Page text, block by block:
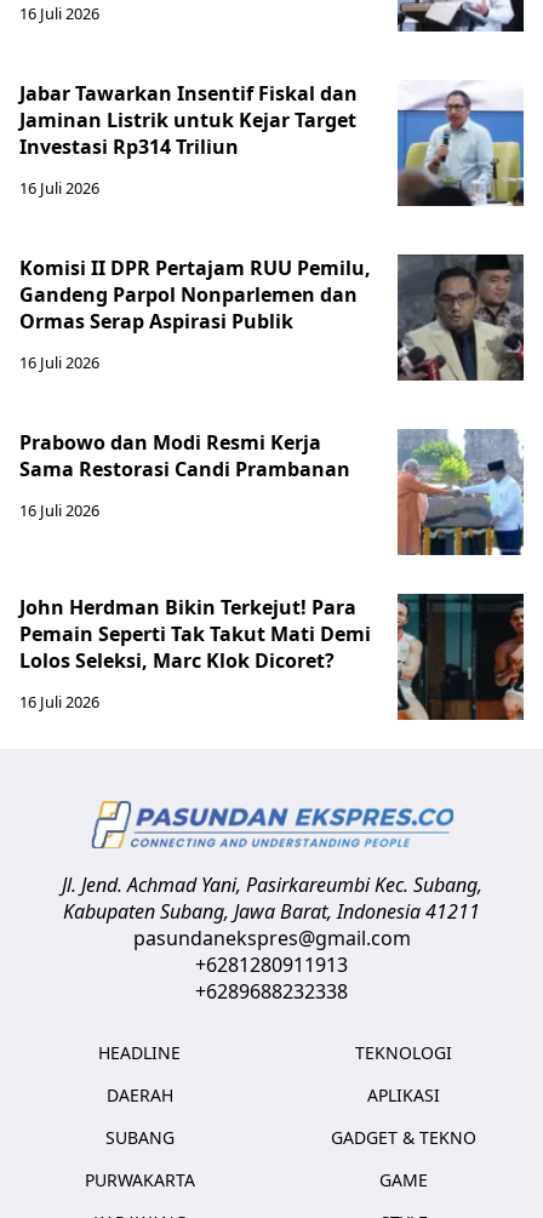
16 Juli 2026
Jabar Tawarkan Insentif Fiskal dan
Jaminan Listrik untuk Kejar Target
Investasi Rp314 Triliun
16 Juli 2026
Komisi II DPR Pertajam RUU Pemilu,
Gandeng Parpol Nonparlemen dan
Ormas Serap Aspirasi Publik
16 Juli 2026
Prabowo dan Modi Resmi Kerja
Sama Restorasi Candi Prambanan
16 Juli 2026
John Herdman Bikin Terkejut! Para
Pemain Seperti Tak Takut Mati Demi
Lolos Seleksi, Marc Klok Dicoret?
16 Juli 2026
Jl. Jend. Achmad Yani, Pasirkareumbi Kec. Subang,
Kabupaten Subang, Jawa Barat,Indonesia41211
pasundanekspres@gmail.com
+6281280911913
+6289688232338
HEADLINE
DAERAH
SUBANG
PURWAKARTA
TEKNOLOGI
APLIKASI
GADGET & TEKNO
GAME